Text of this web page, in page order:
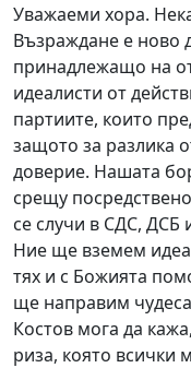
Уважаеми хора.
Възраждане е ново
принадлежащо на
идеалисти от
партиите, които
защото за разлика
доверие. Нашата
срещу
се случи в СДС, ДСБ
Ние ще вземем
тях и с Божията
ще направим
Костов мога да
риза, която всички